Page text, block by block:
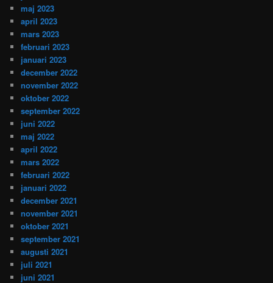
maj 2023
april 2023
mars 2023
februari 2023
januari 2023
december 2022
november 2022
oktober 2022
september 2022
juni 2022
maj 2022
april 2022
mars 2022
februari 2022
januari 2022
december 2021
november 2021
oktober 2021
september 2021
augusti 2021
juli 2021
juni 2021